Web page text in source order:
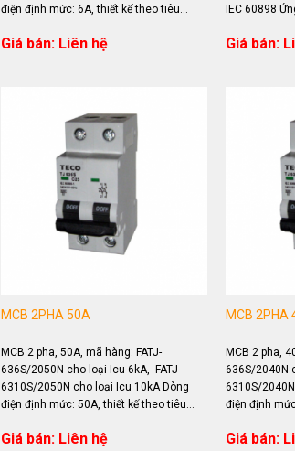
điện định mức: 6A, thiết kế theo tiêu
Giá bán: Liên hệ
IEC 60898
Giá bán:
MCB 2PHA 50A
MCB 2 pha, 50A, mã hàng: FATJ-
636S/2050N cho loại Icu 6kA, FATJ-
6310S/2050N cho loại Icu 10kA Dòng
điện định mức: 50A, thiết kế theo tiêu
Giá bán: Liên hệ
MCB 2PHA
MCB 2 pha,
636S/2040N
6310S/
điện định
Giá bán: